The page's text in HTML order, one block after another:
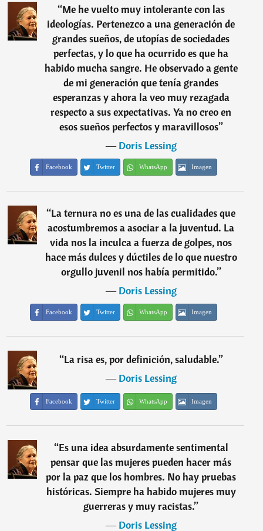
“Me he vuelto muy intolerante con las
ideologías. Pertenezco a una generación de
grandes sueños, de utopías de sociedades
perfectas, y lo que ha ocurrido es que ha
habido mucha sangre. He observado a gente
de mi generación que tenía grandes
esperanzas y ahora la veo muy rezagada
respecto a sus expectativas. Ya no creo en
esos sueños perfectos y maravillosos”
―Doris Lessing
Facebook Twitter WhatsApp Imagen
“La ternura no es una de las cualidades que
acostumbremos a asociar a la juventud. La
vida nos la inculca a fuerza de golpes, nos
hace más dulces y dúctiles de lo que nuestro
orgullo juvenil nos había permitido.”
―Doris Lessing
Facebook Twitter WhatsApp Imagen
“La risa es, por definición, saludable.”
―Doris Lessing
Facebook Twitter WhatsApp Imagen
“Es una idea absurdamente sentimental
pensar que las mujeres pueden hacer más
por la paz que los hombres. No hay pruebas
históricas. Siempre ha habido mujeres muy
guerreras y muy racistas.”
―Doris Lessing